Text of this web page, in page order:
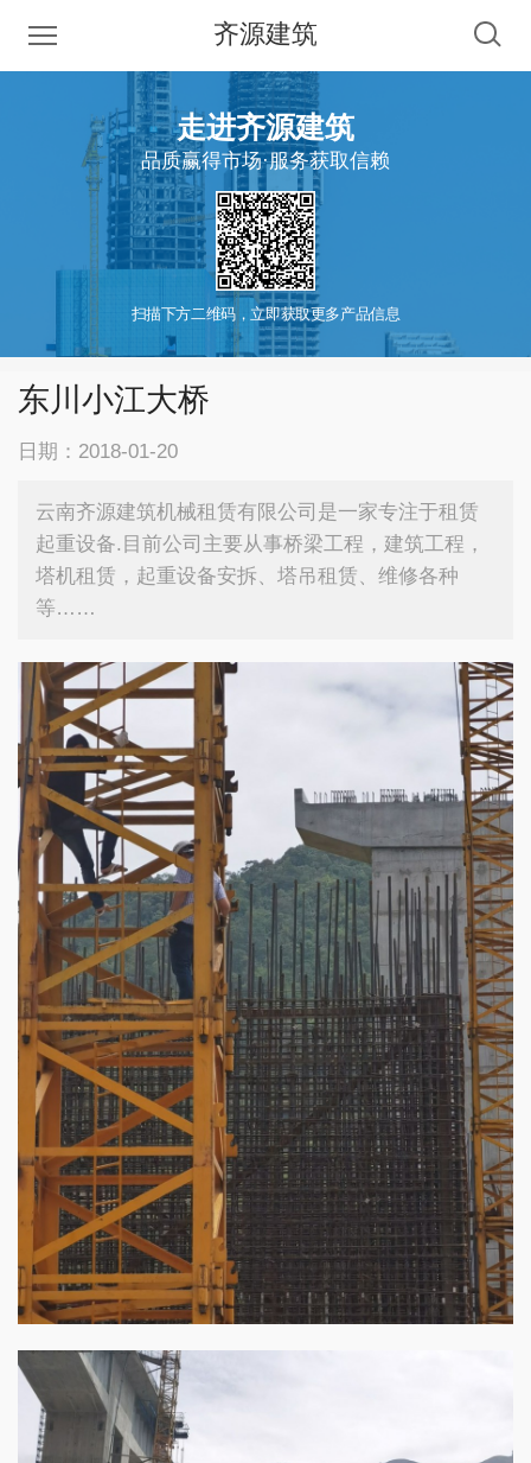
齐源建筑
走进齐源建筑
品质赢得市场·服务获取信赖
扫描下方二维码，立即获取更多产品信息
东川小江大桥
日期：2018-01-20
云南齐源建筑机械租赁有限公司是一家专注于租赁
起重设备.目前公司主要从事桥梁工程，建筑工程，
塔机租赁，起重设备安拆、塔吊租赁、维修各种
等……